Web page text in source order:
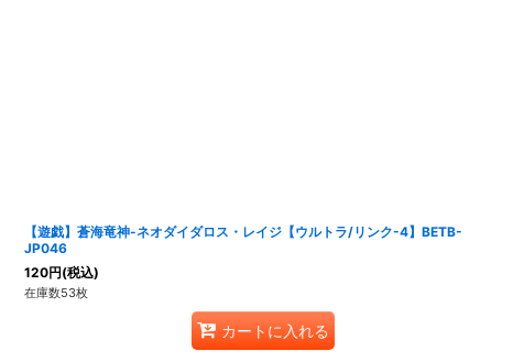
【遊戯】蒼海竜神-ネオダイダロス・レイジ【ウルトラ/リンク-4】BETB-
JP046
120円(税込)
在庫数53枚
カートに入れる